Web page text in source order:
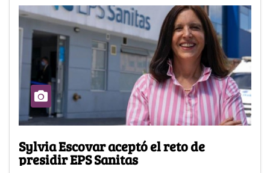
Sylvia Escovar aceptó el reto de
presidir EPS Sanitas